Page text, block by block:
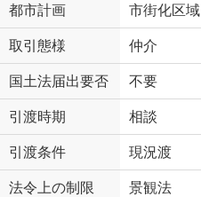
都市計画 市街化区域
取引態様 仲介
国土法届出要否 不要
引渡時期 相談
引渡条件 現況渡
法令上の制限 景観法